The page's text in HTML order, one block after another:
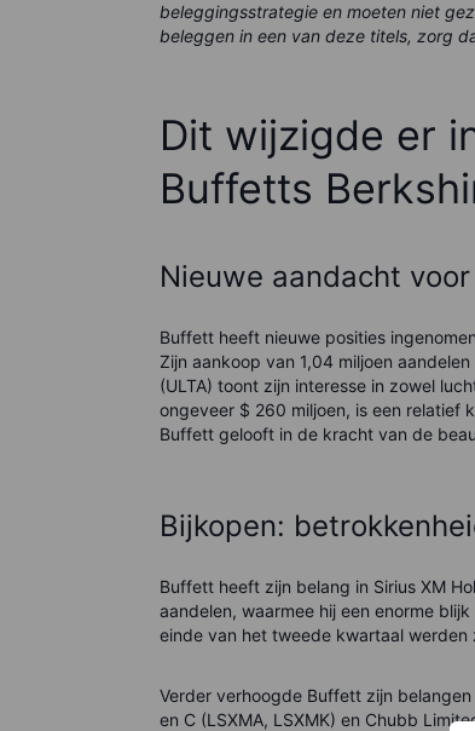
beleggingsstrategie en moeten niet
beleggen in een van deze titels, zorg
Dit wijzigde er
Buffetts
Nieuwe aandacht
Buffett heeft nieuwe posities
Zijn aankoop van 1,04 miljoen
(ULTA) toont zijn interesse in zowel
ongeveer $ 260 miljoen, is een relatief
Buffett gelooft in de kracht van de
Bijkopen:
Buffett heeft zijn belang in Sirius XM
aandelen, waarmee hij een enorme
einde van het tweede kwartaal
Verder verhoogde Buffett zijn
en C (LSXMA, LSXMK) en Chubb